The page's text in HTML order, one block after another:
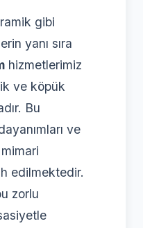
gibi
yanı sıra
hizmetlerimiz
ve köpük
Bu
ve
edilmektedir.
zorlu